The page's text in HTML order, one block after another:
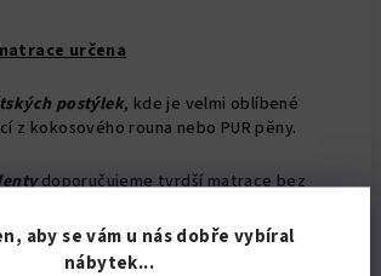
aby se vám u nás dobře vybíral
nábytek...
určena
postýlek, kde je velmi oblíbené
z kokosového rouna nebo PUR pěny.
doporučujeme tvrdší matrace bez